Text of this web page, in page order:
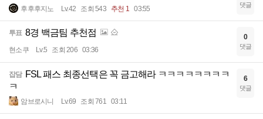
후후후지노 Lv.42 조회 543 추천 1 03:55 댓글
투표 8경 백금팀 추천점
현소쿠 Lv.5 조회 206 03:36
0
댓글
잡담 FSL 패스 최종선택은 꼭 금고해라 ㅋㅋㅋㅋㅋㅋㅋㅋ
ㅋ
암브로시니 Lv.69 조회 761 03:11
6
댓글